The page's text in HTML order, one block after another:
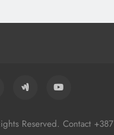
Reserved. Contact +387